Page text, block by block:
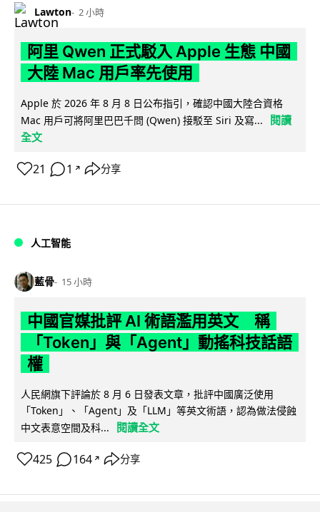
Lawton 2 小時
阿里 Qwen 正式駁入 Apple 生態 中國
大陸 Mac 用戶率先使用
Apple 於 2026 年 8 月 8 日公布指引，確認中國大陸合資格
Mac 用戶可將阿里巴巴千問 (Qwen) 接駁至 Siri 及寫...
閱讀
全文
21 1 ↗ 分享
人工智能
藍骨 15 小時
中國官媒批評 AI 術語濫用英文 稱
「Token」與「Agent」動搖科技話語
權
人民網旗下評論於 8 月 6 日發表文章，批評中國廣泛使用
「Token」、「Agent」及「LLM」等英文術語，認為做法侵蝕
中文表意空間及科...
閱讀全文
425 164 ↗ 分享